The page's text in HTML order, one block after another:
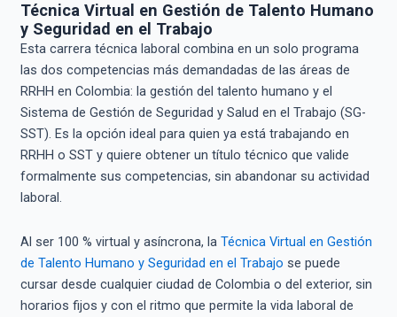
Técnica Virtual en Gestión de Talento Humano
y Seguridad en el Trabajo
Esta carrera técnica laboral combina en un solo programa
las dos competencias más demandadas de las áreas de
RRHH en Colombia: la gestión del talento humano y el
Sistema de Gestión de Seguridad y Salud en el Trabajo (SG-
SST). Es la opción ideal para quien ya está trabajando en
RRHH o SST y quiere obtener un título técnico que valide
formalmente sus competencias, sin abandonar su actividad
laboral.
Al ser 100 % virtual y asíncrona, la Técnica Virtual en Gestión
de Talento Humano y Seguridad en el Trabajo se puede
cursar desde cualquier ciudad de Colombia o del exterior, sin
horarios fijos y con el ritmo que permite la vida laboral de